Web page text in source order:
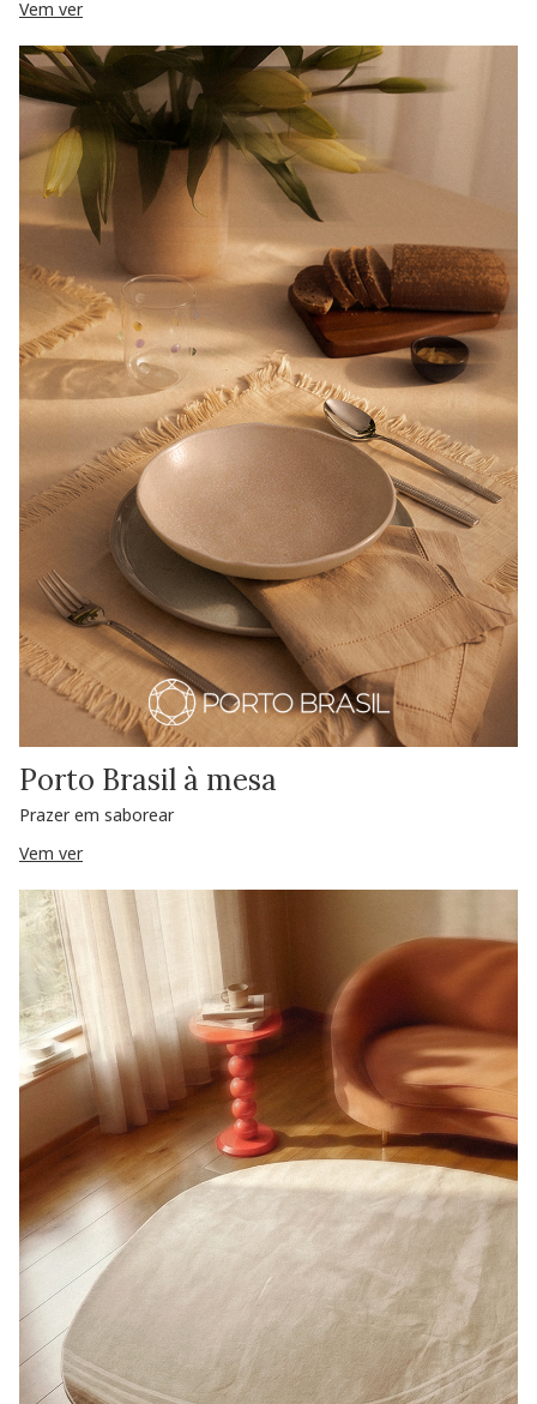
Vem ver
Porto Brasil à mesa
Prazer em saborear
Vem ver